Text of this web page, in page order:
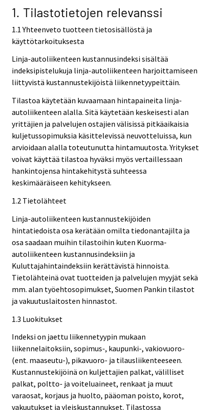
1. Tilastotietojen relevanssi
1.1 Yhteenveto tuotteen tietosisällöstä ja
käyttötarkoituksesta
Linja-autoliikenteen kustannusindeksi sisältää
indeksipistelukuja linja-autoliikenteen harjoittamiseen
liittyvistä kustannustekijöistä liikennetyypeittäin.
Tilastoa käytetään kuvaamaan hintapaineita linja-
autoliikenteen alalla. Sitä käytetään keskeisesti alan
yrittäjien ja palvelujen ostajien välisissä pitkäaikaisia
kuljetussopimuksia käsittelevissä neuvotteluissa, kun
arvioidaan alalla toteutunutta hintamuutosta. Yritykset
voivat käyttää tilastoa hyväksi myös vertaillessaan
hankintojensa hintakehitystä suhteessa
keskimääräiseen kehitykseen.
1.2 Tietolähteet
Linja-autoliikenteen kustannustekijöiden
hintatiedoista osa kerätään omilta tiedonantajilta ja
osa saadaan muihin tilastoihin kuten Kuorma-
autoliikenteen kustannusindeksiin ja
Kuluttajahintaindeksiin kerättävistä hinnoista.
Tietolähteinä ovat tuotteiden ja palvelujen myyjät sekä
mm. alan työehtosopimukset, Suomen Pankin tilastot
ja vakuutuslaitosten hinnastot.
1.3 Luokitukset
Indeksi on jaettu liikennetyypin mukaan
liikennelaitoksiin, sopimus-, kaupunki-, vakiovuoro-
(ent. maaseutu-), pikavuoro- ja tilausliikenteeseen.
Kustannustekijöinä on kuljettajien palkat, välilliset
palkat, poltto- ja voiteluaineet, renkaat ja muut
varaosat, korjaus ja huolto, pääoman poisto, korot,
vakuutukset ja yleiskustannukset. Tilastossa